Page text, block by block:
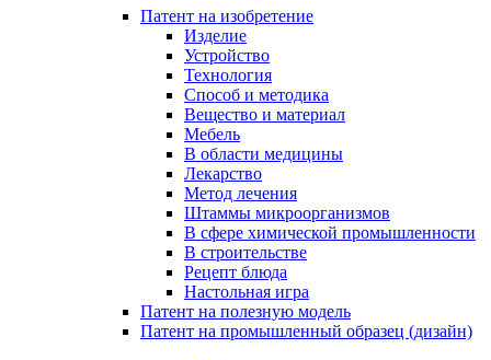
Патент на изобретение
Изделие
Устройство
Технология
Способ и методика
Вещество и материал
Мебель
В области медицины
Лекарство
Метод лечения
Штаммы микроорганизмов
В сфере химической промышленности
В строительстве
Рецепт блюда
Настольная игра
Патент на полезную модель
Патент на промышленный образец (дизайн)